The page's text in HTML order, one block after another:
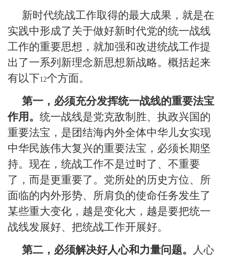
新时代统战工作取得的最大成果，就是在
实践中形成了关于做好新时代党的统一战线
工作的重要思想，就加强和改进统战工作提
出了一系列新理念新思想新战略。概括起来
有以下12个方面。
第一，必须充分发挥统一战线的重要法宝
作用。 统一战线是党克敌制胜、执政兴国的
重要法宝，是团结海内外全体中华儿女实现
中华民族伟大复兴的重要法宝，必须长期坚
持。现在，统战工作不是过时了、不重要
了，而是更重要了。党所处的历史方位、所
面临的内外形势、所肩负的使命任务发生了
某些重大变化，越是变化大，越是要把统一
战线发展好、把统战工作开展好。
第二，必须解决好人心和力量问题。
人心